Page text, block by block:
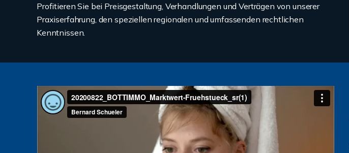
Profitieren Sie bei Preisgestaltung, Verhandlungen und Verträgen von unserer
Praxiserfahrung, den speziellen regionalen und umfassenden rechtlichen
Kenntnissen.